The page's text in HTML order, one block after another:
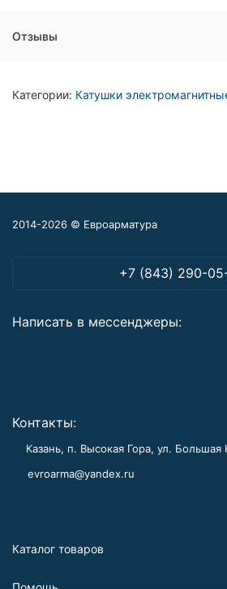
Отзывы
Категории: Катушки
2014-2026 © Евроарматура
+7 (843) 290-
Написать в мессенджеры:
Контакты:
Казань, п. Высокая Гора, ул. Большая
evroarma@yandex.ru
Каталог товаров